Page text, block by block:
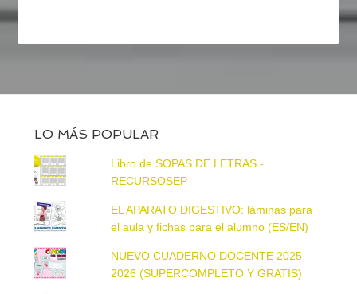
LO MÁS POPULAR
Libro de SOPAS DE LETRAS -
RECURSOSEP
EL APARATO DIGESTIVO: láminas para
el aula y fichas para el alumno (ES/EN)
NUEVO CUADERNO DOCENTE 2025 –
2026 (SUPERCOMPLETO Y GRATIS)